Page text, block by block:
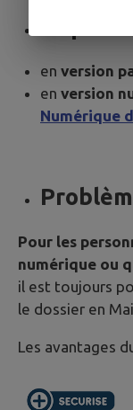
en version
en version
Numérique
Pour les
numérique ou
il est toujours
le dossier en
Les avantages